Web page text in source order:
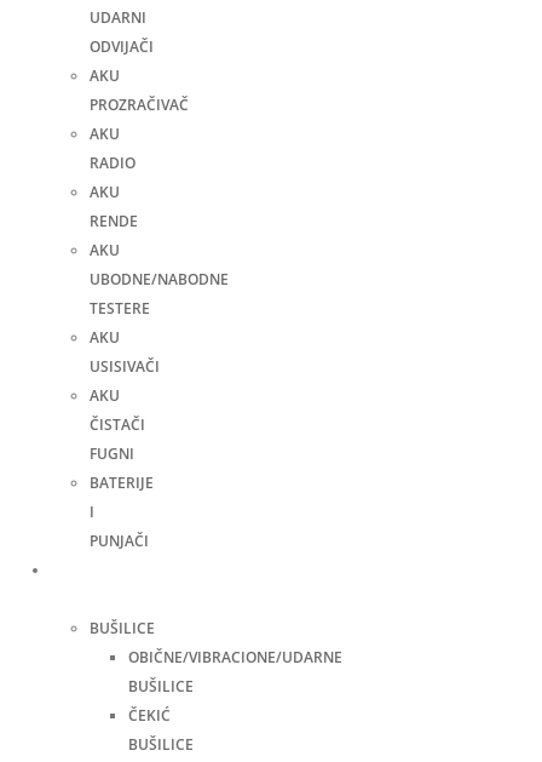
UDARNI
ODVIJAČI
AKU
PROZRAČIVAČ
AKU
RADIO
AKU
RENDE
AKU
UBODNE/NABODNE
TESTERE
AKU
USISIVAČI
AKU
ČISTAČI
FUGNI
BATERIJE
I
PUNJAČI
BUŠILICE
OBIČNE/VIBRACIONE/UDARNE
BUŠILICE
ČEKIĆ
BUŠILICE